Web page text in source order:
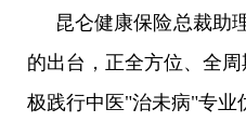
昆仑健康保险总裁助
的出台，正全方位、全
极践行中医"治未病"专业